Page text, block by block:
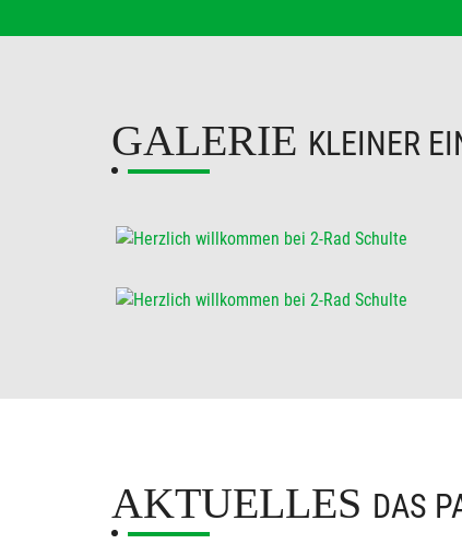
GALERIE KLEINER
AKTUELLES DAS